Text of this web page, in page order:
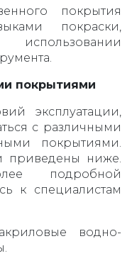
покрытия
покраски,
покрытиями
эксплуатации,
с различными
покрытиями.
приведены ниже.
подробной
к специалистам
водно-